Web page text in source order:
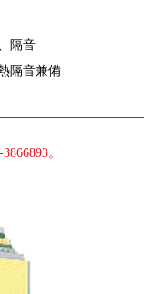
隔音
隔音兼備
。